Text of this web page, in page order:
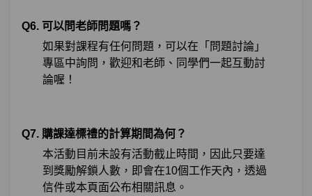
Q6. 可以問老師問題嗎？
如果對課程有任何問題，可以在「問題討論」
專區中詢問，歡迎和老師、同學們一起互動討
論喔！
Q7. 購課達標禮的計算期間為何？
本活動目前未設有活動截止時間，因此只要達
到獎勵解鎖人數，即會在10個工作天內，透過
信件或本頁面公布相關訊息。